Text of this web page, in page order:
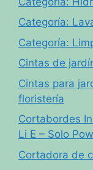
Categoría:
Categoría:
Cintas de
Cintas para
floristería
Cortabordes
Li E – Solo
Cortadora de